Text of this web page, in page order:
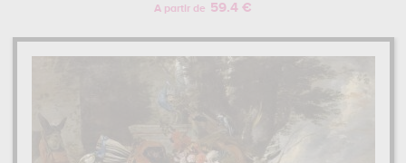
A partir de 59.4 €